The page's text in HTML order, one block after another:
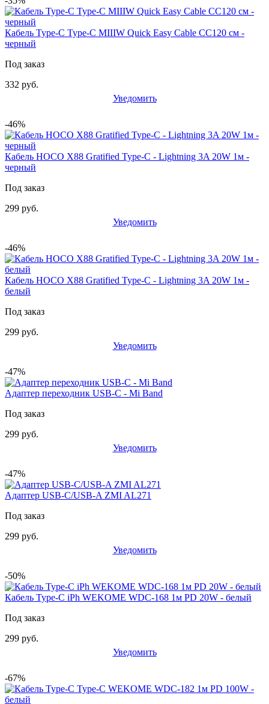
Кабель Type-C Type-C MIIIW Quick Easy Cable CC120 см -
черный
Под заказ
332 руб.
Уведомить
-46%
Кабель HOCO X88 Gratified Type-C - Lightning 3A 20W 1м -
черный
Под заказ
299 руб.
Уведомить
-46%
Кабель HOCO X88 Gratified Type-C - Lightning 3A 20W 1м -
белый
Под заказ
299 руб.
Уведомить
-47%
Адаптер переходник USB-C - Mi Band
Под заказ
299 руб.
Уведомить
-47%
Адаптер USB-C/USB-A ZMI AL271
Под заказ
299 руб.
Уведомить
-50%
Кабель Type-C iPh WEKOME WDC-168 1м PD 20W - белый
Под заказ
299 руб.
Уведомить
-67%